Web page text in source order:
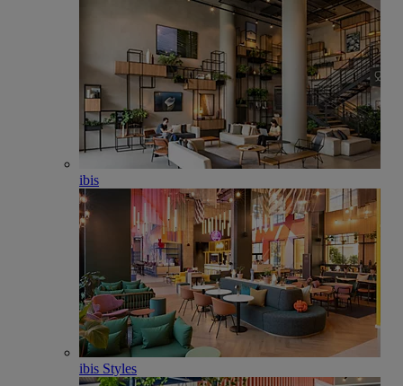
ibis
ibis Styles